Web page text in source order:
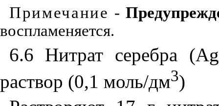
Примечание -
воспламеняется.
6.6 Нитрат серебра (
раствор (0,1 моль/дм3)